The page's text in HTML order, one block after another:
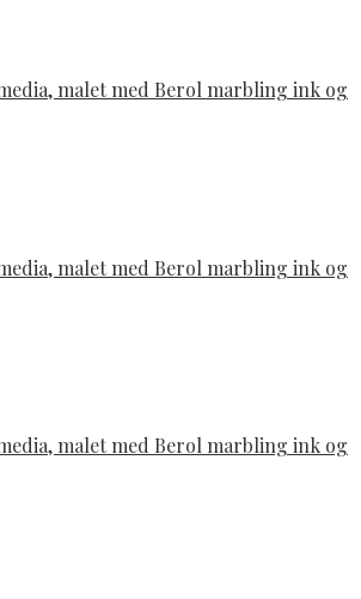
malet med Berol marbling ink og
malet med Berol marbling ink og
malet med Berol marbling ink og